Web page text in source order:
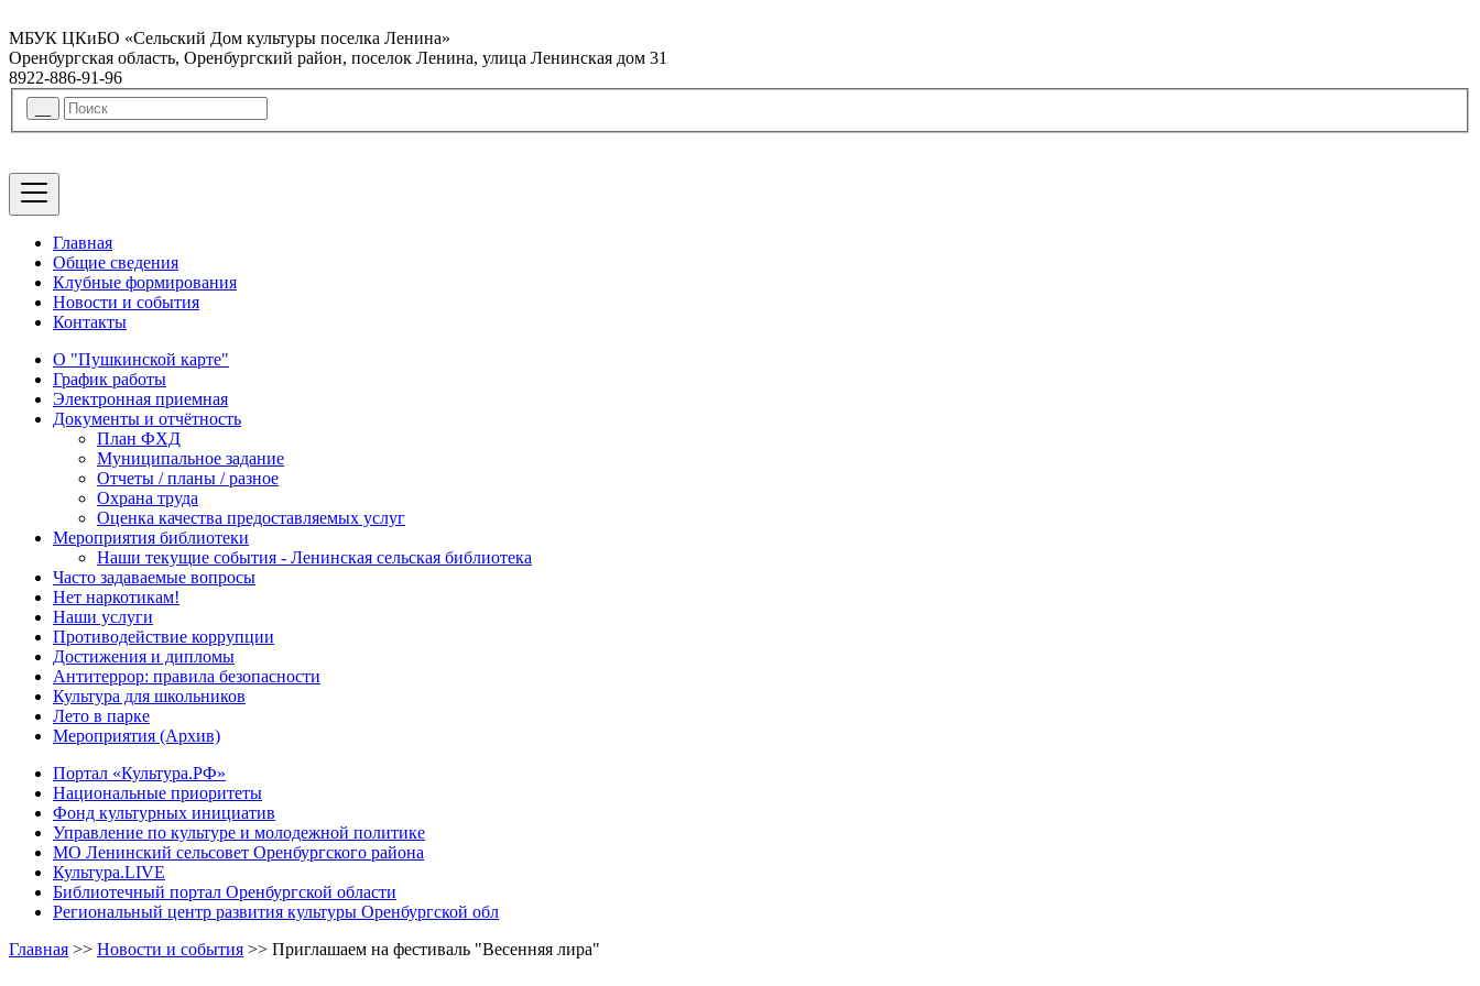
МБУК ЦКиБО «Сельский Дом культуры поселка Ленина»
Оренбургская область, Оренбургский район, поселок Ленина, улица Ленинская дом 31
8922-886-91-96
Главная
Общие сведения
Клубные формирования
Новости и события
Контакты
О "Пушкинской карте"
График работы
Электронная приемная
Документы и отчётность
План ФХД
Муниципальное задание
Отчеты / планы / разное
Охрана труда
Оценка качества предоставляемых услуг
Мероприятия библиотеки
Наши текущие события - Ленинская сельская библиотека
Часто задаваемые вопросы
Нет наркотикам!
Наши услуги
Противодействие коррупции
Достижения и дипломы
Антитеррор: правила безопасности
Культура для школьников
Лето в парке
Мероприятия (Архив)
Портал «Культура.РФ»
Национальные приоритеты
Фонд культурных инициатив
Управление по культуре и молодежной политике
МО Ленинский сельсовет Оренбургского района
Культура.LIVE
Библиотечный портал Оренбургской области
Региональный центр развития культуры Оренбургской обл
Главная >> Новости и события >> Приглашаем на фестиваль "Весенняя лира"